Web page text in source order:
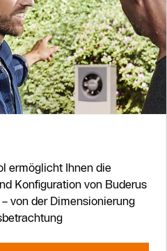
ermöglicht Ihnen die
Konfiguration von Buderus
von der Dimensionierung